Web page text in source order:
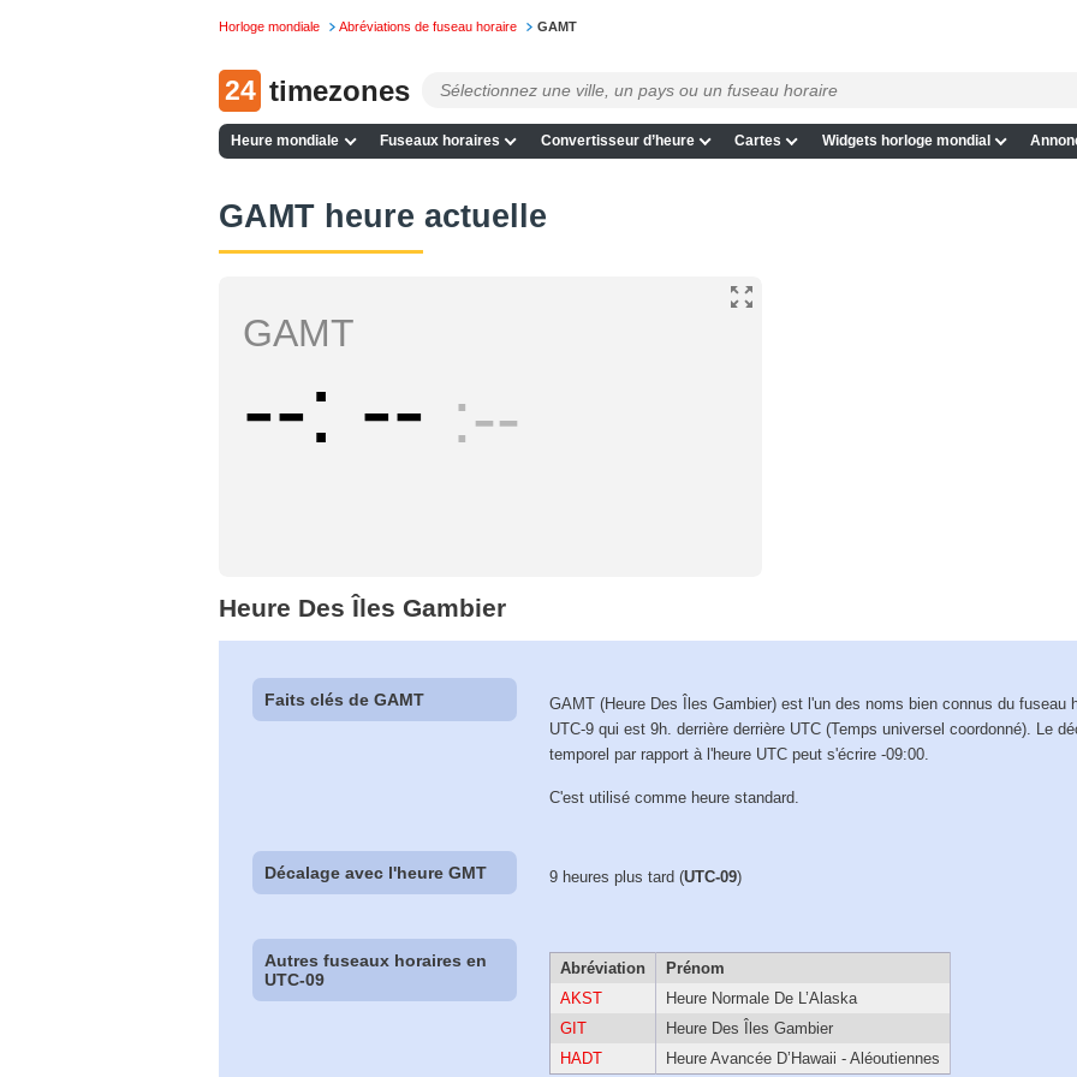
Horloge mondiale Abréviations de fuseau horaire GAMT
24 timezones
Heure mondiale Fuseaux horaires Convertisseur d’heure Cartes Widgets horloge mondial
GAMT heure actuelle
GAMT
-- -- --
Heure Des Îles Gambier
Faits clés de GAMT
GAMT (Heure Des Îles Gambier) est l'un des noms bien connus du fuseau
UTC-9 qui est 9h. derrière derrière UTC (Temps universel coordonné). Le
temporel par rapport à l'heure UTC peut s'écrire -09:00.
C'est utilisé comme heure standard.
Décalage avec l'heure GMT 9 heures plus tard (UTC-09)
Autres fuseaux horaires en
UTC-09
Abréviation
Prénom
AKST
Heure Normale De L’Alaska
GIT
Heure Des Îles Gambier
HADT
Heure Avancée D’Hawaii - Aléoutiennes